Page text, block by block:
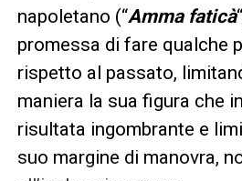
napoletano (“Amma faticà
promessa di fare qualche
rispetto al passato,
maniera la sua figura che
risultata ingombrante e
suo margine di manovra,